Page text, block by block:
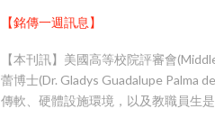
【銘傳一週訊息】
【本刊訊】美國高等校院評審會
蕾博士(Dr. Gladys Guadalupe Palma
傳軟、硬體設施環境，以及教職員生